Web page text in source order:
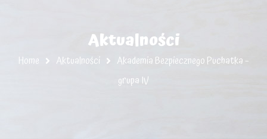
Aktualności
Home Aktualności
Akademia Bezpiecznego Puchatka –
grupa IV